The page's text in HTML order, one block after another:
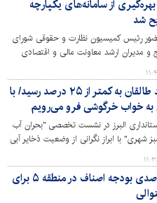
از سامانه‌های یکپارچه
شد
رئیس کمیسیون نظارت و حقوقی شورای
و مدیران ارشد معاونت مالی و اقتصادی
مناطق ده‌گانه در وصول مطالبات و استفاده
درآمدی مورد بررسی قرار گرفت و
سه سال اخیر در این حوزه تشریح شد.
ذخیره آب سد طالقان به کمتر از ۲۵ درصد رسید/ با
به خواب خرگوشی فرو می‌رویم
البرز در نشست تخصصی "بحران آب
شهری" با ابراز نگرانی از وضعیت ذخایر آبی
آینده برای البرز و تهران بسیار بحرانی
تحقق ۱۳۰ درصدی بودجه اصناف در منطقه ۵ برای